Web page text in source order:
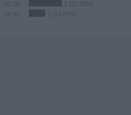
2 (33,33%)
16:00
1 (16,67%)